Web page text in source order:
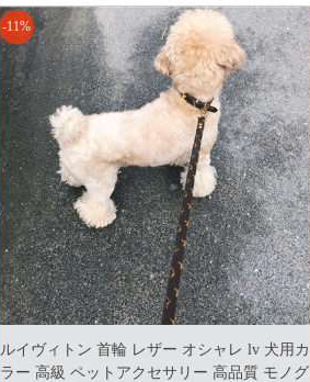
-11%
ルイヴィトン 首輪 レザー オシャレ lv 犬用カ
ラー 高級 ペットアクセサリー 高品質 モノグ